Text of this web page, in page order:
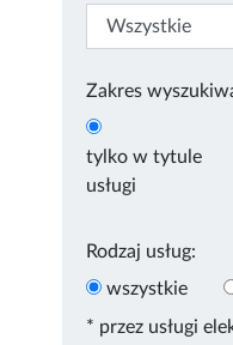
Zakres
tylko w tytule
usługi
Rodzaj usług:
wszystkie
* przez usługi